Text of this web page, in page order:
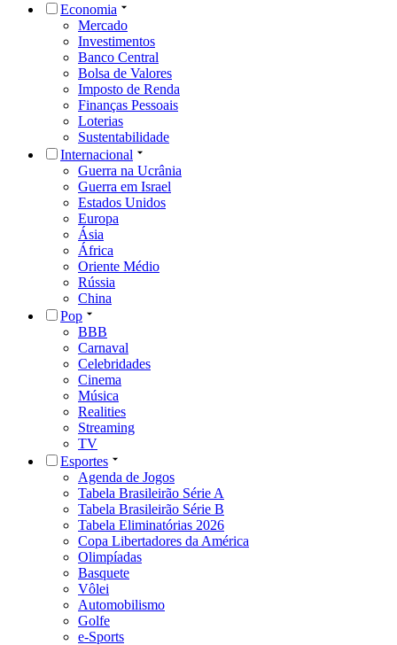
Economia
Mercado
Investimentos
Banco Central
Bolsa de Valores
Imposto de Renda
Finanças Pessoais
Loterias
Sustentabilidade
Internacional
Guerra na Ucrânia
Guerra em Israel
Estados Unidos
Europa
Ásia
África
Oriente Médio
Rússia
China
Pop
BBB
Carnaval
Celebridades
Cinema
Música
Realities
Streaming
TV
Esportes
Agenda de Jogos
Tabela Brasileirão Série A
Tabela Brasileirão Série B
Tabela Eliminatórias 2026
Copa Libertadores da América
Olimpíadas
Basquete
Vôlei
Automobilismo
Golfe
e-Sports